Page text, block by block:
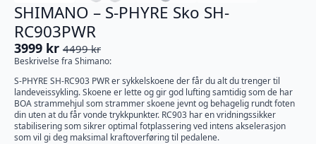
SHIMANO – S-PHYRE Sko SH-
RC903PWR
4499kr
Opprinnelig
pris
var:
4499 kr.
3999 kr
Nåværende
pris
er:
3999 kr.
Beskrivelse fra Shimano:
S-PHYRE SH-RC903 PWR er sykkelskoene der får du alt du trenger til
landeveissykling. Skoene er lette og gir god lufting samtidig som de har
BOA strammehjul som strammer skoene jevnt og behagelig rundt foten
din uten at du får vonde trykkpunkter. RC903 har en vridningssikker
stabilisering som sikrer optimal fotplassering ved intens akselerasjon
som vil gi deg maksimal kraftoverføring til pedalene.